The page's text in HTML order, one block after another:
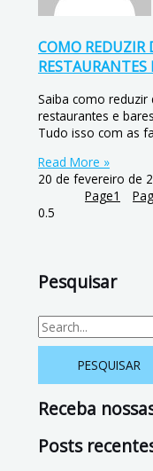
COMO REDUZIR
RESTAURANTES
Saiba como
restaurantes e
Tudo isso com as
Read More »
20 de fevereiro de
Page1
Pesquisar
Receba
Posts